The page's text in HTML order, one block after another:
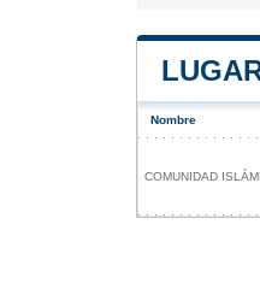
Nombre
COMUNIDAD